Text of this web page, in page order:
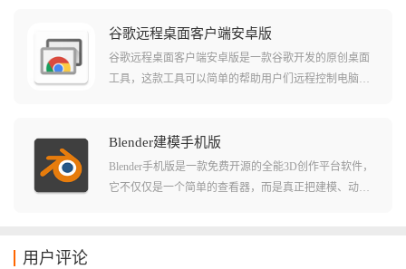
在这里能够进行工作上的实时沟通，能够解决工作过程
中出现的各种问题。
谷歌远程桌面客户端安卓版
谷歌远程桌面客户端安卓版是一款谷歌开发的原创桌面
工具，这款工具可以简单的帮助用户们远程控制电脑并
就能快速无卡顿的进行操作。软件串流的清晰度也非常
的高，对于大部分需要远程操作的用户来说这个清晰度
都已经是非常足够了！
Blender建模手机版
Blender手机版是一款免费开源的全能3D创作平台软件，
它不仅仅是一个简单的查看器，而是真正把建模、动
用户评论